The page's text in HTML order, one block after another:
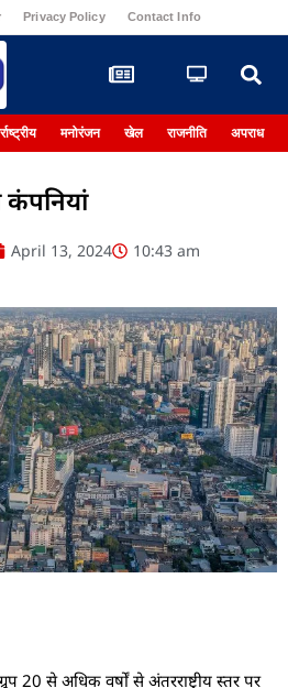
Privacy Policy Contact Info
मनोरंजन खेल राजनीति अपराध
कंपनियां
April 13, 2024
10:43 am
20 से अधिक वर्षों से अंतरराष्ट्रीय स्तर पर